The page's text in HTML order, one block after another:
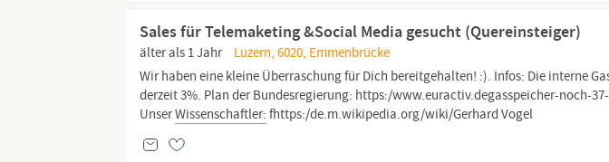
Sales für Telemaketing &Social Media gesucht (Quereinsteiger)
älter als 1 Jahr
Luzern, 6020, Emmenbrücke
Wir haben eine kleine Überraschung für Dich bereitgehalten! :). Infos: Die interne
derzeit 3%. Plan der Bundesregierung: https:/www.euractiv.degasspeicher-noch-
UnserWissenschaftler: fhttps:/de.m.wikipedia.org/wiki/Gerhard Vogel